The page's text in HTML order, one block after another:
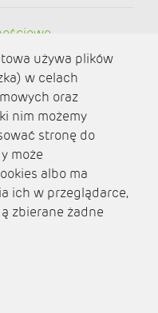
2021
używa plików
w celach
oraz
nim możemy
stronę do
może
albo ma
ich w przeglądarce,
zbierane żadne